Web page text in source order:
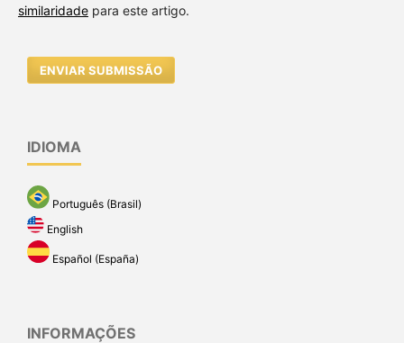
similaridadepara este artigo.
ENVIAR SUBMISSÃO
IDIOMA
Português (Brasil)
English
Español (España)
INFORMAÇÕES